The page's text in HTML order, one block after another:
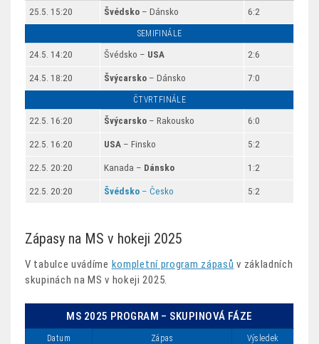
25.5. 15:20 Švédsko – Dánsko 6:2
SEMIFINÁLE
24.5. 14:20 Švédsko – USA 2:6
24.5. 18:20 Švýcarsko – Dánsko 7:0
ČTVRTFINÁLE
22.5. 16:20 Švýcarsko – Rakousko 6:0
22.5. 16:20 USA – Finsko 5:2
22.5. 20:20 Kanada – Dánsko 1:2
22.5. 20:20 Švédsko – Česko 5:2
Zápasy na MS v hokeji 2025
V tabulce uvádíme kompletní program zápasů v základních
skupinách na MS v hokeji 2025.
MS 2025 PROGRAM – SKUPINOVÁ FÁZE
Datum Zápas Výsledek